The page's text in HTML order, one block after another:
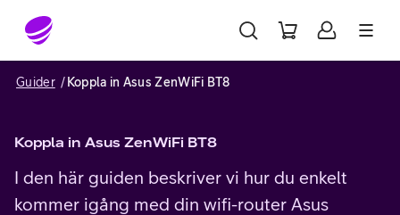
Gå till sidans innehåll
Guider Koppla in Asus ZenWiFi BT8
Koppla in Asus ZenWiFi BT8
I den här guiden beskriver vi hur du enkelt
kommer igång med din wifi-router Asus